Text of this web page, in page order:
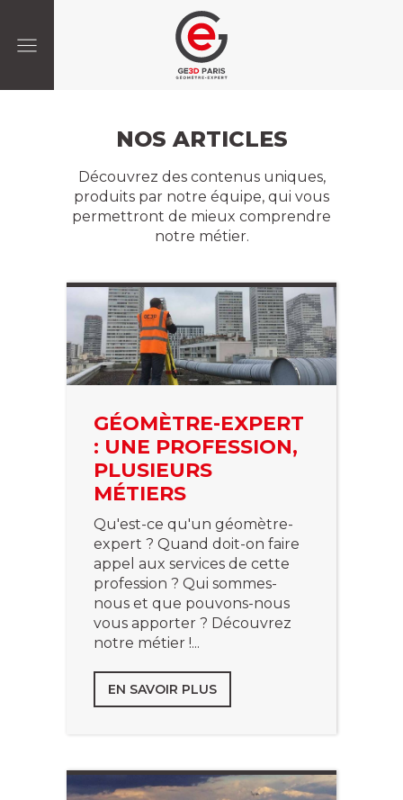
NOS ARTICLES
Découvrez des contenus uniques,
produits par notre équipe, qui vous
permettront de mieux comprendre
notre métier.
GÉOMÈTRE-EXPERT
: UNE PROFESSION,
PLUSIEURS
MÉTIERS
Qu'est-ce qu'un géomètre-
expert ? Quand doit-on faire
appel aux services de cette
profession ? Qui sommes-
nous et que pouvons-nous
vous apporter ? Découvrez
notre métier !...
EN SAVOIR PLUS